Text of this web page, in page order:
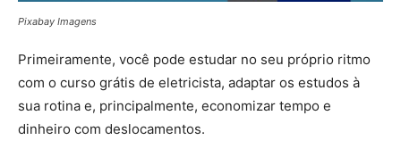
Pixabay Imagens
Primeiramente, você pode estudar no seu próprio ritmo
com o curso grátis de eletricista, adaptar os estudos à
sua rotina e, principalmente, economizar tempo e
dinheiro com deslocamentos.